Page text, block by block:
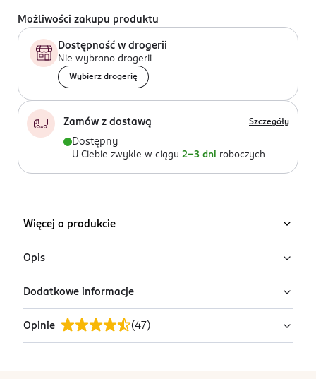
Możliwości zakupu produktu
Dostępność w drogerii
Nie wybrano drogerii
Wybierz drogerię
Zamów z dostawą Szczegóły
Dostępny
U Ciebie zwykle w ciągu 2-3 dni roboczych
Więcej o produkcie
Opis
Szczoteczka Oral-B z technologią iO skutecznie usuwa
do 100% więcej płytki bakteryjnej, zapewniając
zdrowsze zęby i dziąsła. Zaprojektowana w Niemczech,
szczoteczka Oral-B została stworzona na lata, a marka
Dodatkowe informacje
OSTRZEŻENIA DOTYCZĄCE BEZPIECZEŃSTWA
Nie stosować u dzieci poniżej 3 roku życia.
Opinie (47 )